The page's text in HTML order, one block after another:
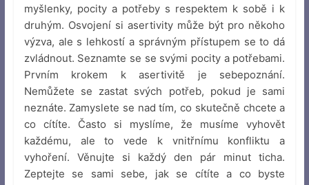
myšlenky, pocity a potřeby s respektem k sobě i k
druhým. Osvojení si asertivity může být pro někoho
výzva, ale s lehkostí a správným přístupem se to dá
zvládnout. Seznamte se se svými pocity a potřebami.
Prvním krokem k asertivitě je sebepoznání.
Nemůžete se zastat svých potřeb, pokud je sami
neznáte. Zamyslete se nad tím, co skutečně chcete a
co cítíte. Často si myslíme, že musíme vyhovět
každému, ale to vede k vnitřnímu konfliktu a
vyhoření. Věnujte si každý den pár minut ticha.
Zeptejte se sami sebe, jak se cítíte a co byste